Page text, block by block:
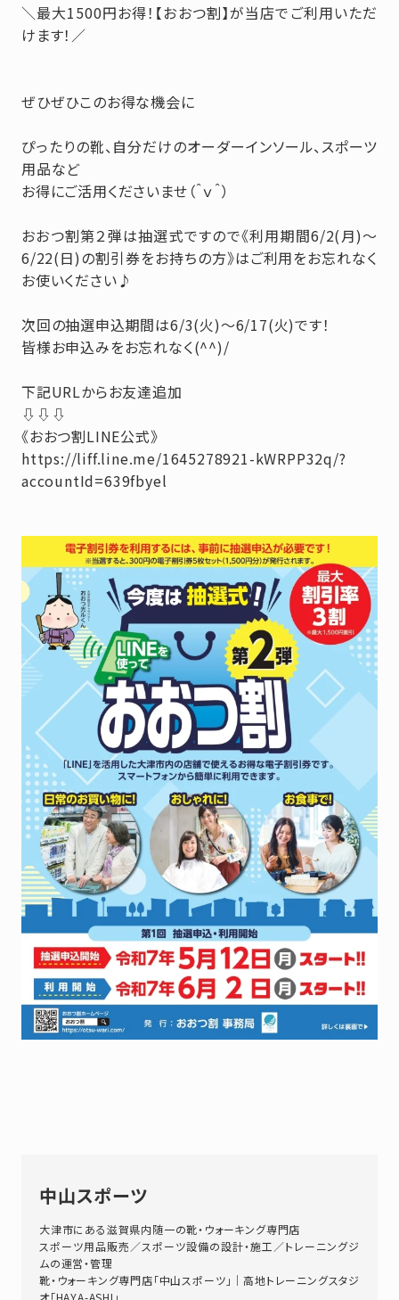
＼最大1500円お得！【おおつ割】が当店でご利用いただ
けます！／
ぜひぜひこのお得な機会に
ぴったりの靴、自分だけのオーダーインソール、スポーツ
用品など
お得にご活用くださいませ（＾ｖ＾）
おおつ割第２弾は抽選式ですので《利用期間6/2(月)～
6/22(日)の割引券をお持ちの方》はご利用をお忘れなく
お使いください♪
次回の抽選申込期間は6/3(火)～6/17(火)です！
皆様お申込みをお忘れなく(^^)/
下記URLからお友達追加
⇩⇩⇩
《おおつ割LINE公式》
https://liff.line.me/1645278921-kWRPP32q/?
accountId=639fbyel
中山スポーツ
大津市にある滋賀県内随一の靴・ウォーキング専門店
スポーツ用品販売／スポーツ設備の設計・施工／トレーニングジ
ムの運営・管理
靴・ウォーキング専門店「中山スポーツ」｜高地トレーニングスタジ
オ「HAYA-ASHI」